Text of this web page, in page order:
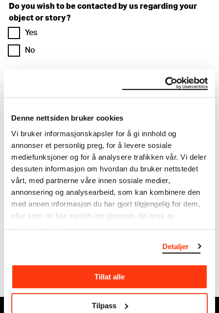
Denne nettsiden bruker cookies
Vi bruker informasjonskapsler for å gi innhold og
annonser et personlig preg, for å levere sosiale
mediefunksjoner og for å analysere trafikken vår. Vi deler
dessuten informasjon om hvordan du bruker nettstedet
vårt, med partnerne våre innen sosiale medier,
annonsering og analysearbeid, som kan kombinere den
med annen informasjon du har gjort tilgjengelig for dem,
eller som de har samlet inn gjennom din bruk av
tjenestene deres.
Detaljer
Tillat alle
Tilpass
Do you wish to be contacted by us regarding your
object or story?
Yes
No